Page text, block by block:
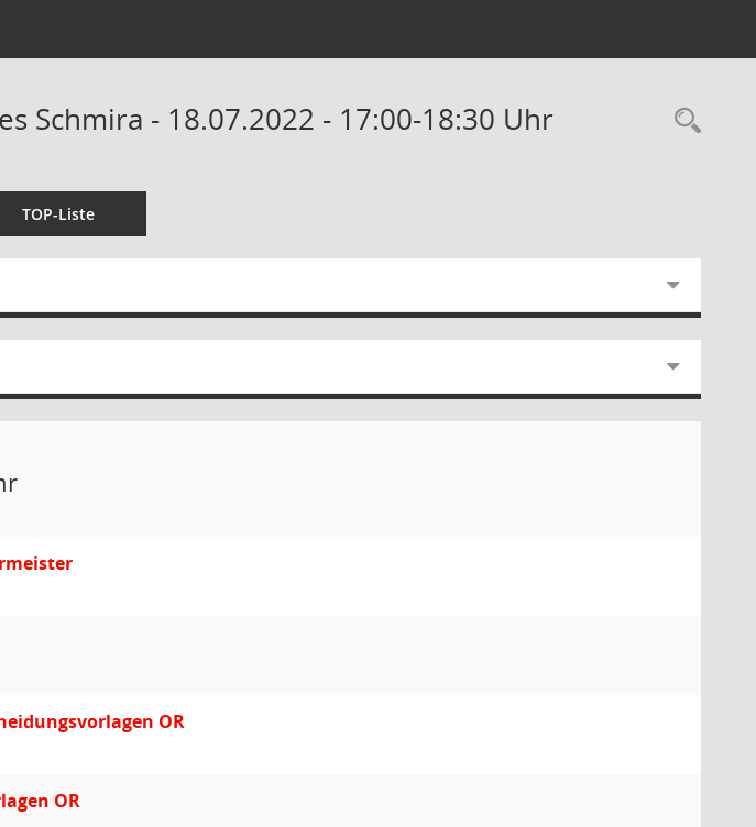
Schmira - 18.07.2022 - 17:00-18:30 Uhr
TOP-Liste
OR
OR